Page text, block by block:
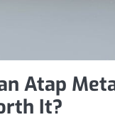
Atap
It?